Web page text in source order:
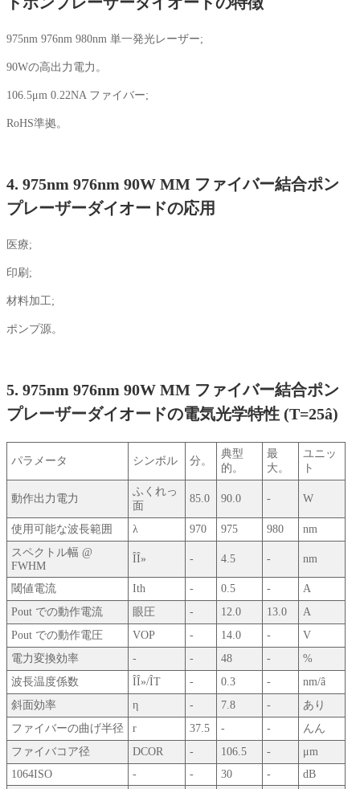
975nm 976nm 980nm 単一発光レーザー;
90Wの高出力電力。
106.5μm 0.22NA ファイバー;
RoHS準拠。
4. 975nm 976nm 90W MM ファイバー結合ポン
プレーザーダイオードの応用
医療;
印刷;
材料加工;
ポンプ源。
5. 975nm 976nm 90W MM ファイバー結合ポン
プレーザーダイオードの電気光学特性 (T=25â)
パラメータ シンボル 分。
典型
的。
最
大。
ユニッ
ト
動作出力電力
ふくれっ
面
85.0 90.0 - W
使用可能な波長範囲 λ 970 975 980
nm
スペクトル幅 @
FWHM
ÎÎ» - 4.5 - nm
閾値電流 Ith - 0.5 -
A
Pout での動作電流
眼圧 - 12.0 13.0
A
Pout での動作電圧
VOP - 14.0 -
V
電力変換効率
- - 48 -
%
波長温度係数
ÎÎ»/ÎT - 0.3 -
nm/â
斜面効率
η - 7.8 -
あり
ファイバーの曲げ半径
r 37.5 - -
んん
ファイバコア径
DCOR - 106.5 -
μm
1064ISO
- - 30 -
dB